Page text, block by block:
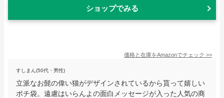
ショップでみる
価格と在庫をAmazonでチェック >>
すしまん(50代・男性)
立派なお髭の偉い猫がデザインされているから貰って嬉しい
ポチ袋。遠慮はいらんよの面白メッセージが入った人気の商